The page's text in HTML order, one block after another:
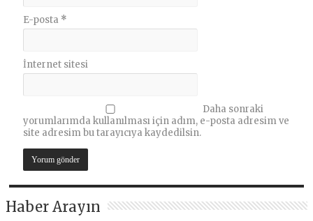
E-posta *
İnternet sitesi
Daha sonraki
yorumlarımda kullanılması için adım, e-posta adresim ve
site adresim bu tarayıcıya kaydedilsin.
Haber Arayın